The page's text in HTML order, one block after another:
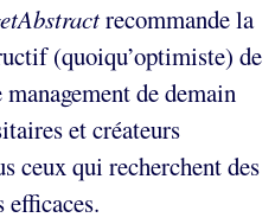
recommande la
(quoiqu’optimiste) de
de demain
et créateurs
ceux qui recherchent des
efficaces.